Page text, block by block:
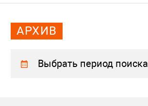
АРХИВ
Выбрать период поиска